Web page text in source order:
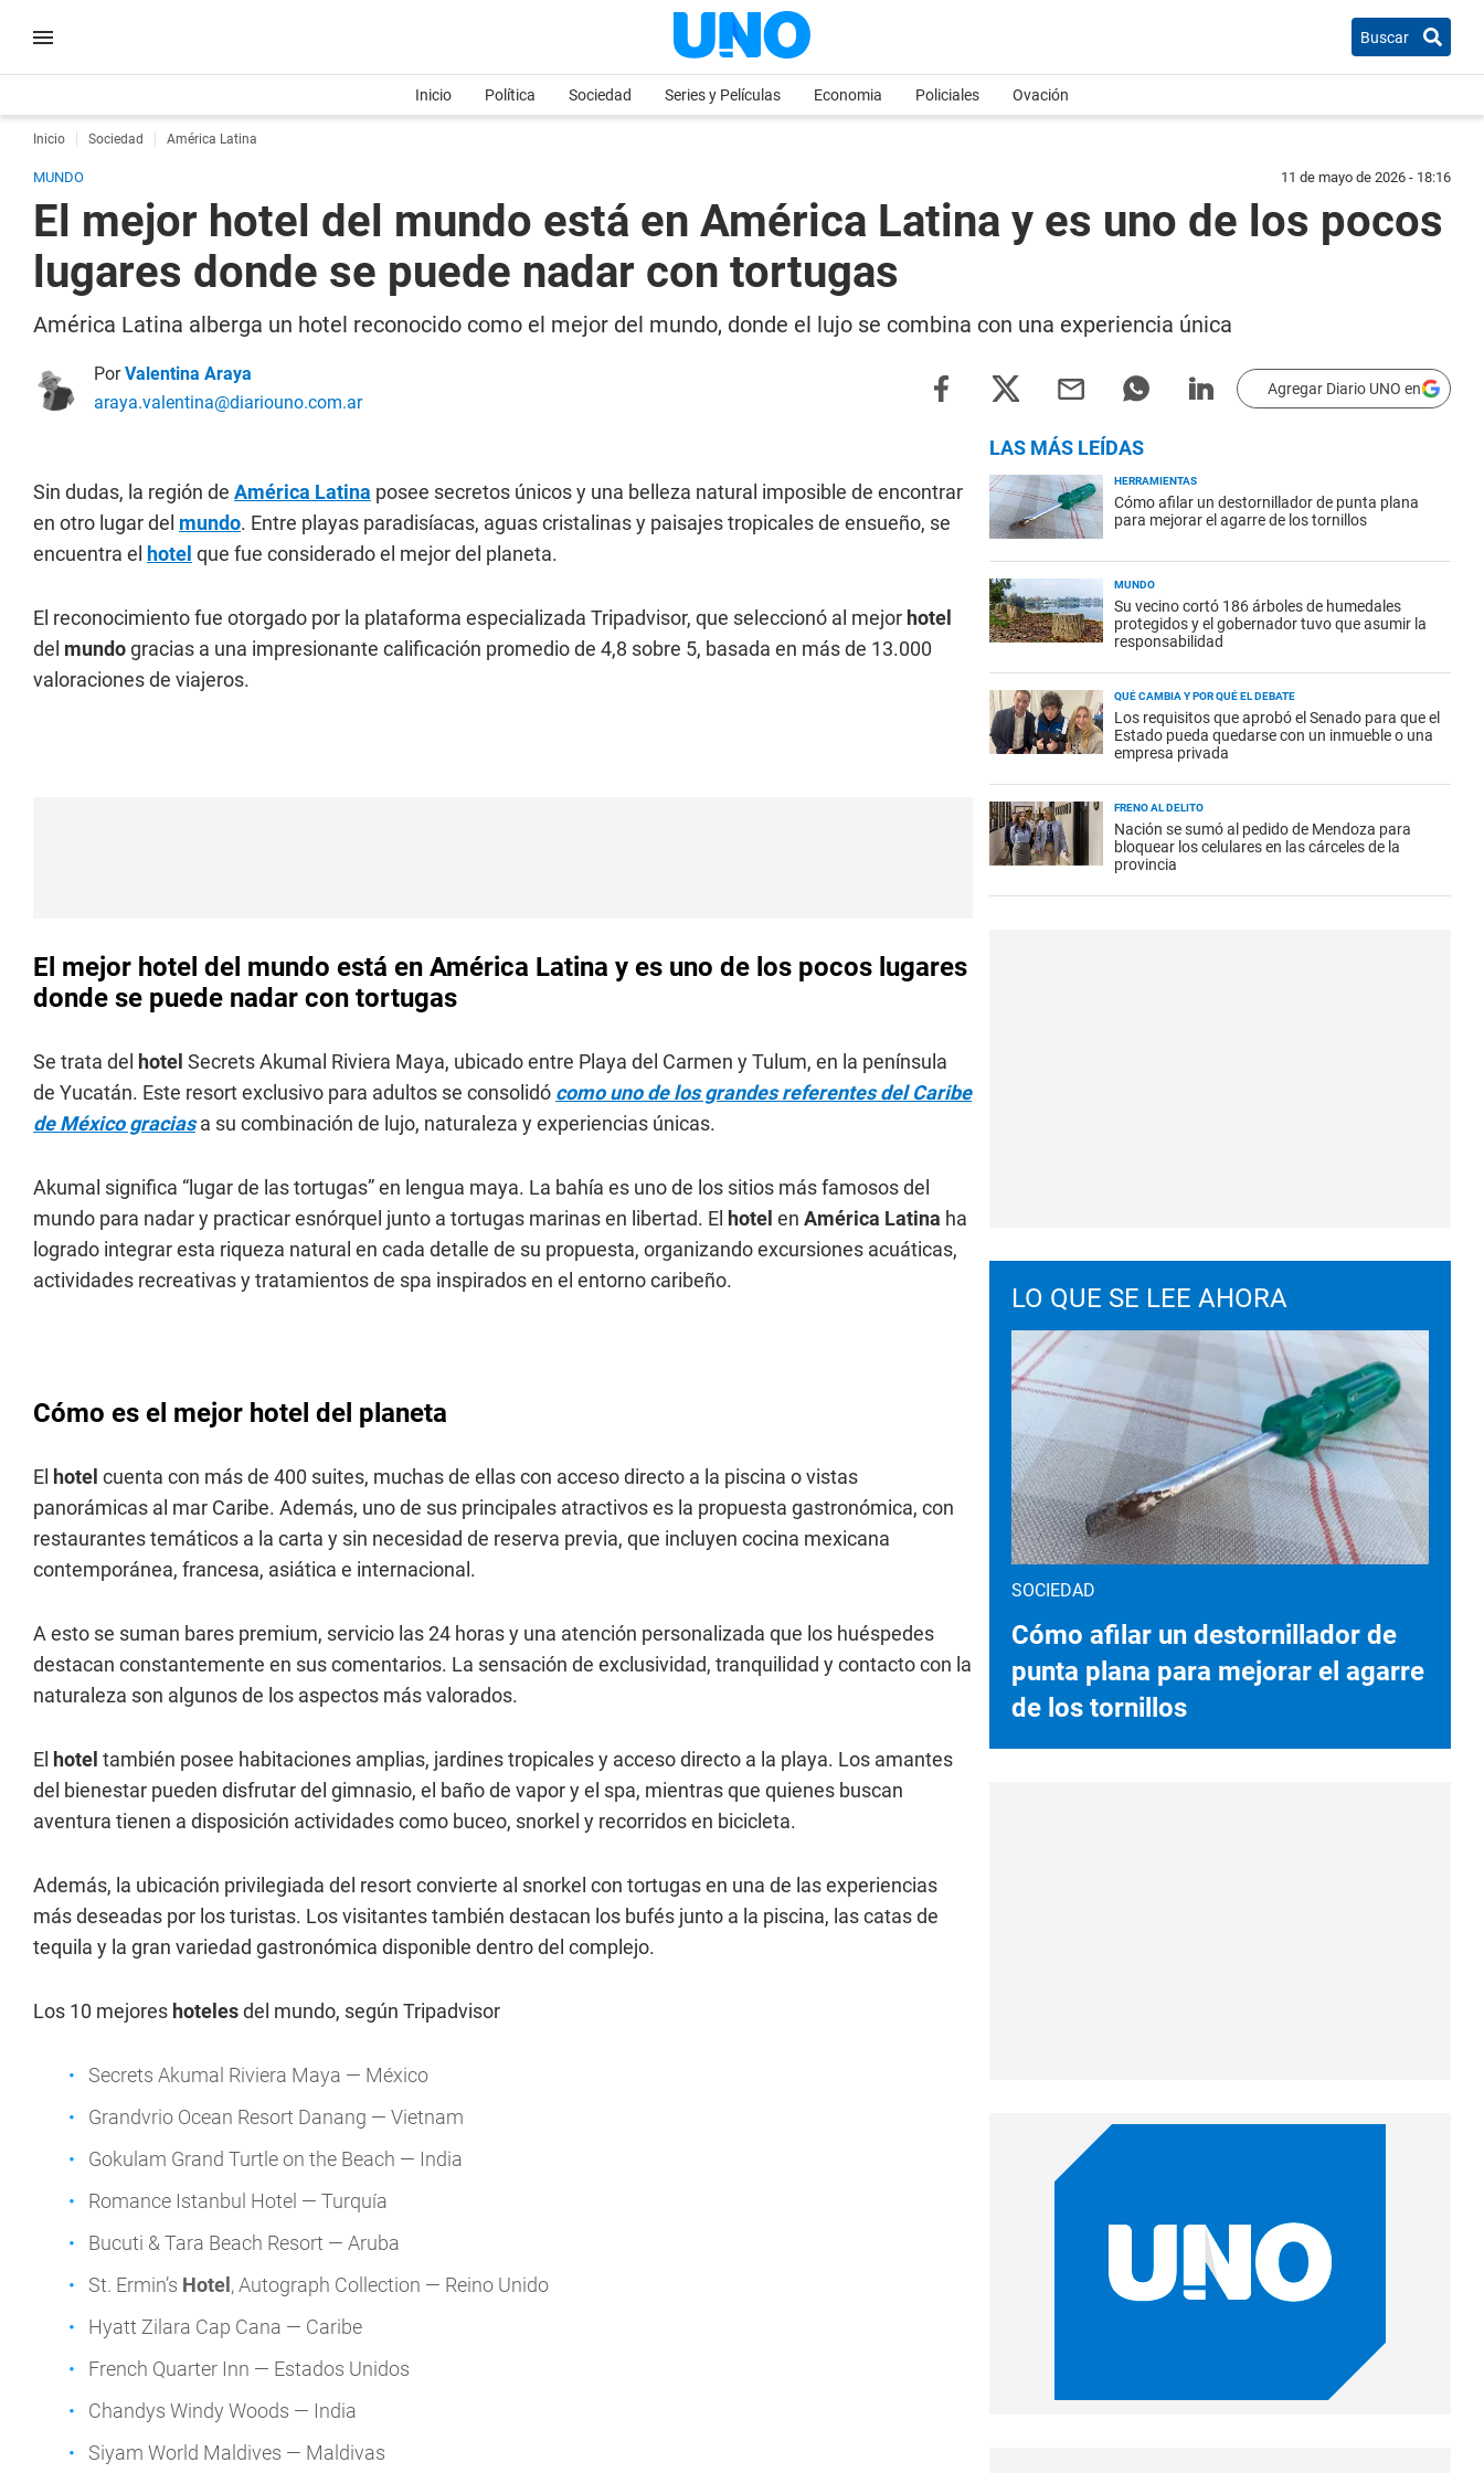
Buscar
Inicio Política Sociedad Series y Películas Economia Policiales Ovación
Inicio Sociedad América Latina
MUNDO 11 de mayo de 2026 - 18:16
El mejor hotel del mundo está en América Latina y es uno de los pocos
lugares donde se puede nadar con tortugas
América Latina alberga un hotel reconocido como el mejor del mundo, donde el lujo se combina con una experiencia única
PorValentina Araya
araya.valentina@diariouno.com.ar
Agregar Diario UNO en
Sin dudas, la región de América Latina posee secretos únicos y una belleza natural imposible de encontrar
en otro lugar del mundo. Entre playas paradisíacas, aguas cristalinas y paisajes tropicales de ensueño, se
encuentra el hotel que fue considerado el mejor del planeta.
El reconocimiento fue otorgado por la plataforma especializada Tripadvisor, que seleccionó al mejor hotel
del mundogracias a una impresionante calificación promedio de 4,8 sobre 5, basada en más de 13.000
valoraciones de viajeros.
El mejor hotel del mundo está en América Latina y es uno de los pocos lugares
donde se puede nadar con tortugas
Se trata del hotel Secrets Akumal Riviera Maya, ubicado entre Playa del Carmen y Tulum, en la península
de Yucatán. Este resort exclusivo para adultos se consolidó como uno de los grandes referentes del Caribe
de México graciasa su combinación de lujo, naturaleza y experiencias únicas.
Akumal significa “lugar de las tortugas” en lengua maya. La bahía es uno de los sitios más famosos del
mundo para nadar y practicar esnórquel junto a tortugas marinas en libertad. El hotel en América Latina ha
logrado integrar esta riqueza natural en cada detalle de su propuesta, organizando excursiones acuáticas,
actividades recreativas y tratamientos de spa inspirados en el entorno caribeño.
Cómo es el mejor hotel del planeta
El hotel cuenta con más de 400 suites, muchas de ellas con acceso directo a la piscina o vistas
panorámicas al mar Caribe. Además, uno de sus principales atractivos es la propuesta gastronómica, con
restaurantes temáticos a la carta y sin necesidad de reserva previa, que incluyen cocina mexicana
contemporánea, francesa, asiática e internacional.
A esto se suman bares premium, servicio las 24 horas y una atención personalizada que los huéspedes
destacan constantemente en sus comentarios. La sensación de exclusividad, tranquilidad y contacto con la
naturaleza son algunos de los aspectos más valorados.
El hotel también posee habitaciones amplias, jardines tropicales y acceso directo a la playa. Los amantes
del bienestar pueden disfrutar del gimnasio, el baño de vapor y el spa, mientras que quienes buscan
aventura tienen a disposición actividades como buceo, snorkel y recorridos en bicicleta.
Además, la ubicación privilegiada del resort convierte al snorkel con tortugas en una de las experiencias
más deseadas por los turistas. Los visitantes también destacan los bufés junto a la piscina, las catas de
tequila y la gran variedad gastronómica disponible dentro del complejo.
Los 10 mejores hotelesdel mundo, según Tripadvisor
Secrets Akumal Riviera Maya — México
Grandvrio Ocean Resort Danang — Vietnam
Gokulam Grand Turtle on the Beach — India
Romance Istanbul Hotel — Turquía
Bucuti & Tara Beach Resort — Aruba
St. Ermin’s Hotel , Autograph Collection — Reino Unido
Hyatt Zilara Cap Cana — Caribe
French Quarter Inn — Estados Unidos
Chandys Windy Woods — India
Siyam World Maldives — Maldivas
LAS MÁS LEÍDAS
HERRAMIENTAS
Cómo afilar un destornillador de punta plana
para mejorar el agarre de los tornillos
MUNDO
Su vecino cortó 186 árboles de humedales
protegidos y el gobernador tuvo que asumir la
responsabilidad
QUÉ CAMBIA Y POR QUÉ EL DEBATE
Los requisitos que aprobó el Senado para que el
Estado pueda quedarse con un inmueble o una
empresa privada
FRENO AL DELITO
Nación se sumó al pedido de Mendoza para
bloquear los celulares en las cárceles de la
provincia
LO QUE SE LEE AHORA
SOCIEDAD
Cómo afilar un destornillador de
punta plana para mejorar el agarre
de los tornillos